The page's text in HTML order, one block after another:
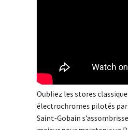
Oubliez les stores
électrochromes pilotés par
Saint-Gobain